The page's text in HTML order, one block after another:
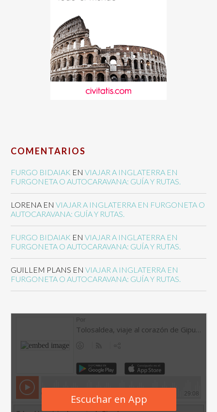
COMENTARIOS
FURGO BIDAIAK ENVIAJAR A INGLATERRA EN
FURGONETA O AUTOCARAVANA: GUÍA Y RUTAS.
LORENA ENVIAJAR A INGLATERRA EN FURGONETA O
AUTOCARAVANA: GUÍA Y RUTAS.
FURGO BIDAIAK ENVIAJAR A INGLATERRA EN
FURGONETA O AUTOCARAVANA: GUÍA Y RUTAS.
GUILLEM PLANS ENVIAJAR A INGLATERRA EN
FURGONETA O AUTOCARAVANA: GUÍA Y RUTAS.